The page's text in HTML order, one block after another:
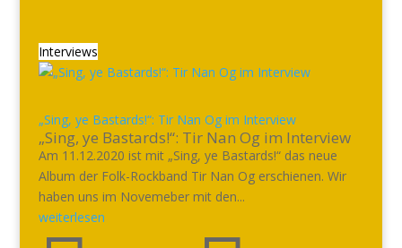
Interviews
„Sing, ye Bastards!“: Tir Nan Og im Interview
„Sing, ye Bastards!“: Tir Nan Og im Interview
Am 11.12.2020 ist mit „Sing, ye Bastards!“ das neue
Album der Folk-Rockband Tir Nan Og erschienen. Wir
haben uns im Novemeber mit den...
weiterlesen